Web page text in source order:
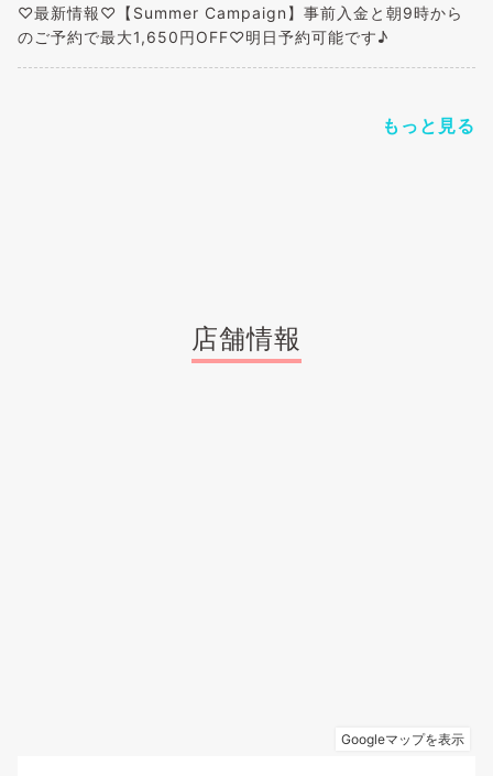
♡最新情報♡【Summer Campaign】事前入金と朝9時から
のご予約で最大1,650円OFF♡明日予約可能です♪
もっと見る
店舗情報